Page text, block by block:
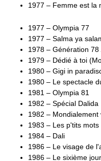
1977 – Femme est la
1977 – Olympia 77
1977 – Salma ya
1978 – Génération
1979 – Dédié à toi
1980 – Gigi in
1980 – Le spectacle
1981 – Olympia 81
1982 – Spécial Dalida
1982 – Mondialement
1983 – Les p'tits mots
1984 – Dali
1986 – Le visage de
1986 – Le sixième